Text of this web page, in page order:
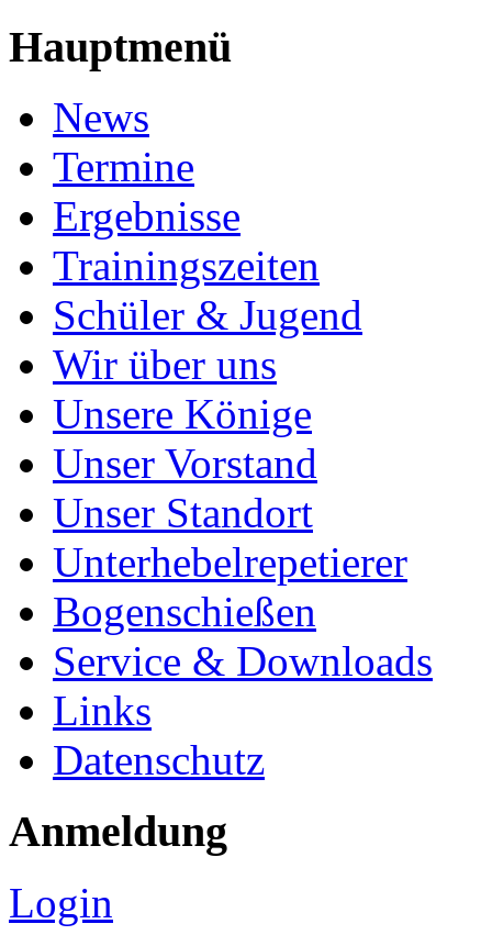
Hauptmenü
News
Termine
Ergebnisse
Trainingszeiten
Schüler & Jugend
Wir über uns
Unsere Könige
Unser Vorstand
Unser Standort
Unterhebelrepetierer
Bogenschießen
Service & Downloads
Links
Datenschutz
Anmeldung
Login